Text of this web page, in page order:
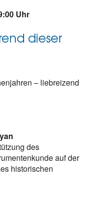
Uhr
dieser
– liebreizend
des
auf der
historischen